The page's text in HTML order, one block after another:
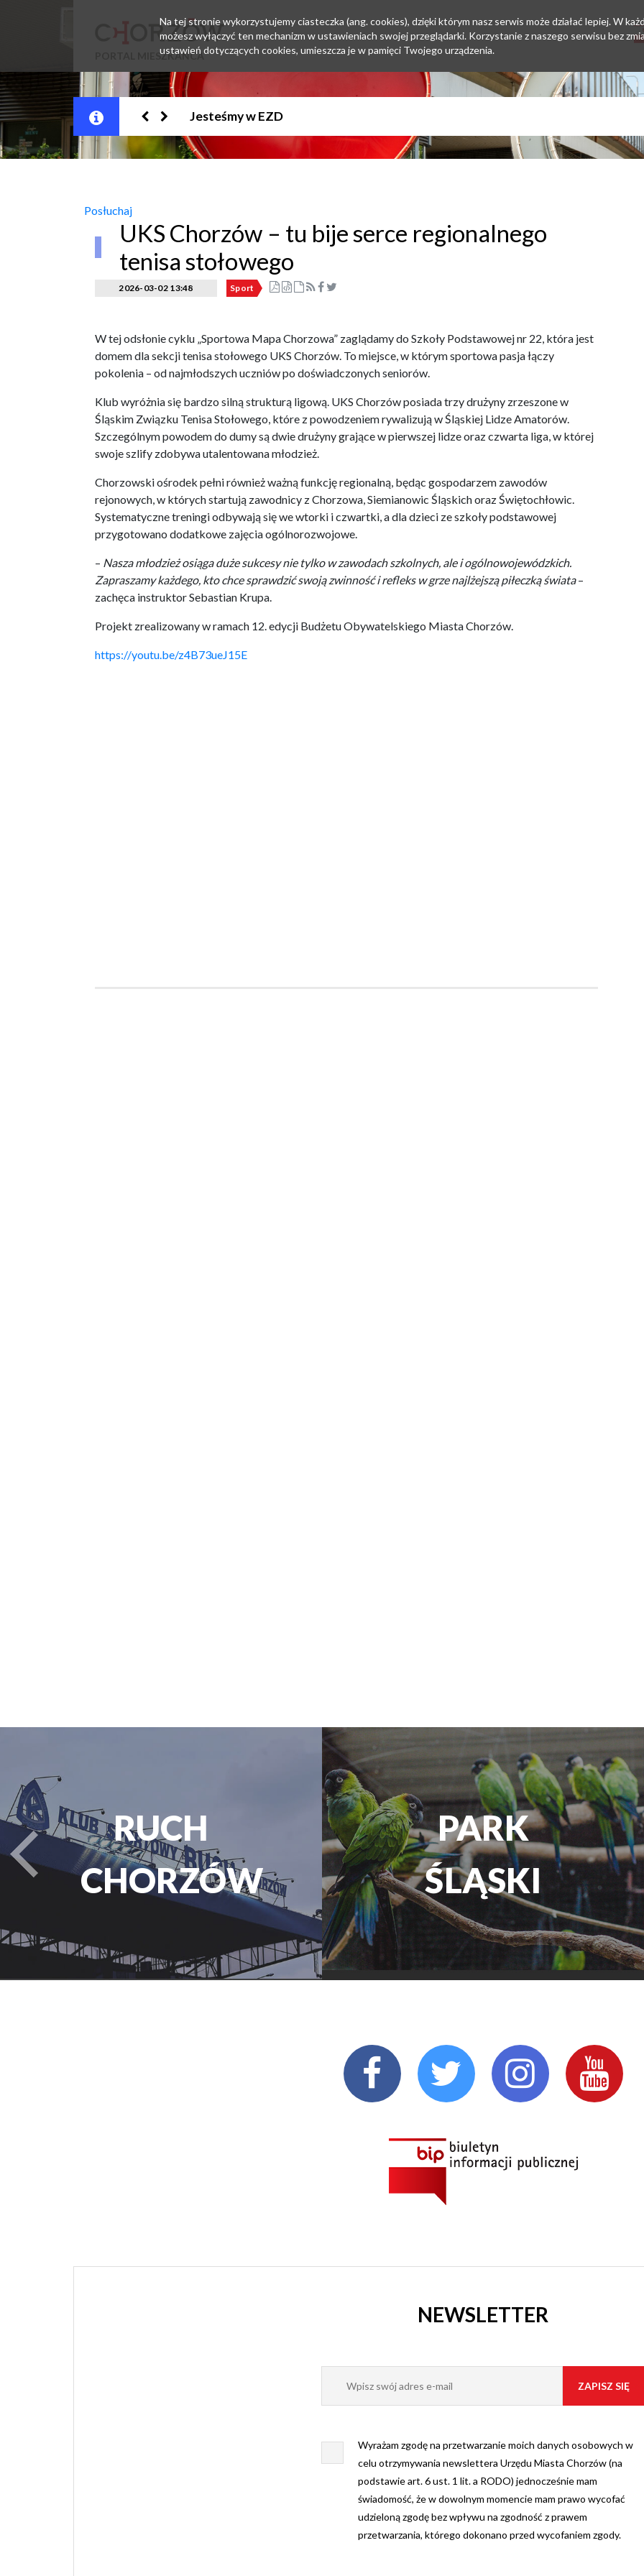
PORTAL MIESZKAŃCA
Sposoby na upał
Posłuchaj
UKS Chorzów – tu bije serce regionalnego
tenisa stołowego
2026-03-02 13:48 Sport
W tej odsłonie cyklu „Sportowa Mapa Chorzowa” zaglądamy do Szkoły Podstawowej nr 22, która jest
domem dla sekcji tenisa stołowego UKS Chorzów. To miejsce, w którym sportowa pasja łączy
pokolenia – od najmłodszych uczniów po doświadczonych seniorów.
Klub wyróżnia się bardzo silną strukturą ligową. UKS Chorzów posiada trzy drużyny zrzeszone w
Śląskim Związku Tenisa Stołowego, które z powodzeniem rywalizują w Śląskiej Lidze Amatorów.
Szczególnym powodem do dumy są dwie drużyny grające w pierwszej lidze oraz czwarta liga, w której
swoje szlify zdobywa utalentowana młodzież.
Chorzowski ośrodek pełni również ważną funkcję regionalną, będąc gospodarzem zawodów
rejonowych, w których startują zawodnicy z Chorzowa, Siemianowic Śląskich oraz Świętochłowic.
Systematyczne treningi odbywają się we wtorki i czwartki, a dla dzieci ze szkoły podstawowej
przygotowano dodatkowe zajęcia ogólnorozwojowe.
– Nasza młodzież osiąga duże sukcesy nie tylko w zawodach szkolnych, ale i ogólnowojewódzkich.
Zapraszamy każdego, kto chce sprawdzić swoją zwinność i refleks w grze najlżejszą piłeczką świata–
zachęca instruktor Sebastian Krupa.
Projekt zrealizowany w ramach 12. edycji Budżetu Obywatelskiego Miasta Chorzów.
https://youtu.be/z4B73ueJ15E
PARK
ŚLĄSKI
TEATR
ROZRYWKI
turysta.Previous
NEWSLETTER
Wyrażam zgodę na przetwarzanie moich danych osobowych w
celu otrzymywania newslettera Urzędu Miasta Chorzów (na
podstawie art. 6 ust. 1 lit. a RODO) jednocześnie mam
świadomość, że w dowolnym momencie mam prawo wycofać
udzieloną zgodę bez wpływu na zgodność z prawem
przetwarzania, którego dokonano przed wycofaniem zgody.
Na tej stronie wykorzystujemy ciasteczka (ang. cookies), dzięki którym nasz serwis może działać lepiej. W
możesz wyłączyć ten mechanizm w ustawieniach swojej przeglądarki. Korzystanie z naszego serwisu bez
ustawień dotyczących cookies, umieszcza je w pamięci Twojego urządzenia.